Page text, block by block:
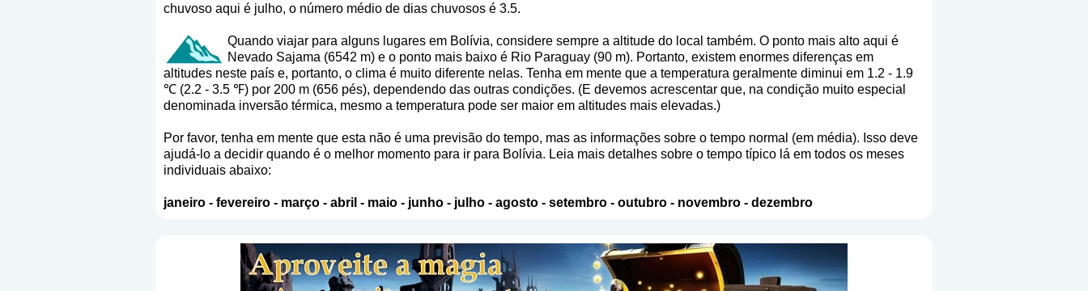
chuvoso aqui é julho, o número médio de dias chuvosos é 3.5.
Quando viajar para alguns lugares em Bolívia, considere sempre a altitude do local também. O ponto mais alto aqui é
Nevado Sajama (6542 m) e o ponto mais baixo é Rio Paraguay (90 m). Portanto, existem enormes diferenças em
altitudes neste país e, portanto, o clima é muito diferente nelas. Tenha em mente que a temperatura geralmente diminui em 1.2 - 1.9
℃ (2.2 - 3.5 ℉) por 200 m (656 pés), dependendo das outras condições. (E devemos acrescentar que, na condição muito especial
denominada inversão térmica, mesmo a temperatura pode ser maior em altitudes mais elevadas.)
Por favor, tenha em mente que esta não é uma previsão do tempo, mas as informações sobre o tempo normal (em média). Isso deve
ajudá-lo a decidir quando é o melhor momento para ir para Bolívia. Leia mais detalhes sobre o tempo típico lá em todos os meses
individuais abaixo:
janeiro- fevereiro- março- abril - maio- junho- julho- agosto- setembro- outubro- novembro- dezembro